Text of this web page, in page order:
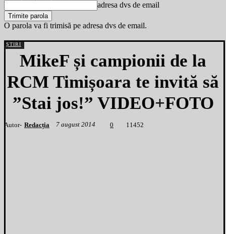
adresa dvs de email
O parola va fi trimisă pe adresa dvs de email.
ȘTIRI
MikeF și campionii de la
RCM Timișoara te invită să
”Stai jos!” VIDEO+FOTO
Autor- Redacția 7 august 2014 0 1 1452